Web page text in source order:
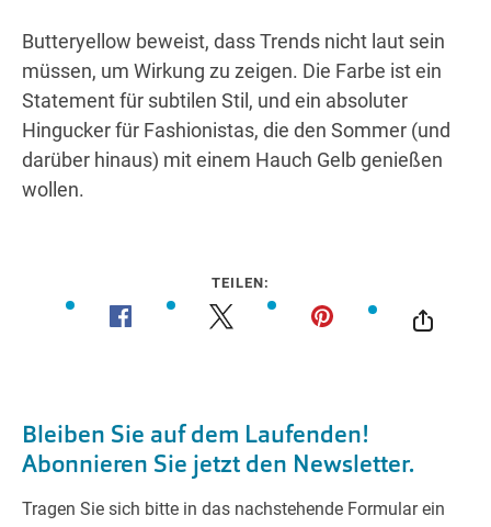
Butteryellow beweist, dass Trends nicht laut sein
müssen, um Wirkung zu zeigen. Die Farbe ist ein
Statement für subtilen Stil, und ein absoluter
Hingucker für Fashionistas, die den Sommer (und
darüber hinaus) mit einem Hauch Gelb genießen
wollen.
TEILEN: